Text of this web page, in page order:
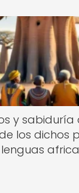
y sabiduría
los dichos
lenguas